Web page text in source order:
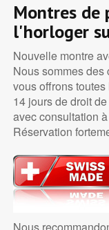
Montres de
l'horloger
Nouvelle montre
Nous sommes
vous offrons
14 jours de droit
avec consultation
Réservation